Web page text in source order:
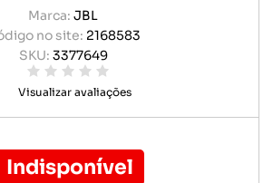
Marca: JBL
no site: 2168583
SKU: 3377649
Visualizar avaliações
Indisponível